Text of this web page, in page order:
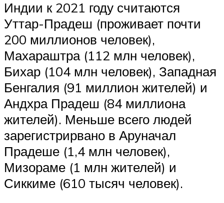
Индии к 2021 году считаются
Уттар-Прадеш (проживает почти
200 миллионов человек),
Махараштра (112 млн человек),
Бихар (104 млн человек), Западная
Бенгалия (91 миллион жителей) и
Андхра Прадеш (84 миллиона
жителей). Меньше всего людей
зарегистрирвано в Аруначал
Прадеше (1,4 млн человек),
Мизораме (1 млн жителей) и
Сиккиме (610 тысяч человек).